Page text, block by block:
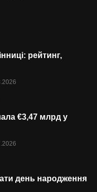
рейтинг,
€3,47 млрд у
день народження